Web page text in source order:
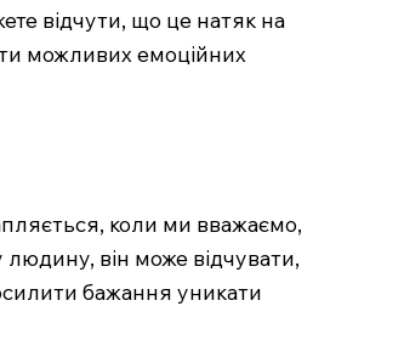
відчути, що це натяк на
можливих емоційних
коли ми вважаємо,
він може відчувати,
бажання уникати